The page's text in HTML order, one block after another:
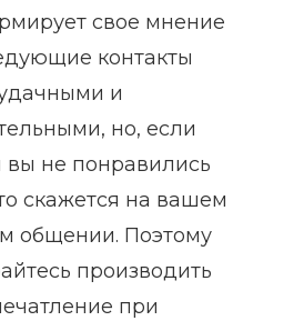
свое мнение
контакты
и
но, если
не понравились
скажется на вашем
общении. Поэтому
производить
при